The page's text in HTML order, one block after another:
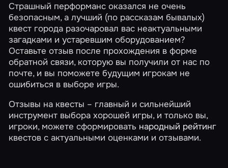
Страшный перформанс оказался не очень
безопасным, а лучший (по рассказам бывалых)
квест города разочаровал вас неактуальными
загадками и устаревшим оборудованием?
Оставьте отзыв после прохождения в форме
обратной связи, которую вы получили от нас по
почте, и вы поможете будущим игрокам не
ошибиться в выборе игры.
Отзывы на квесты – главный и сильнейший
инструмент выбора хорошей игры, и только вы,
игроки, можете сформировать народный рейтинг
квестов с актуальными оценками и отзывами.